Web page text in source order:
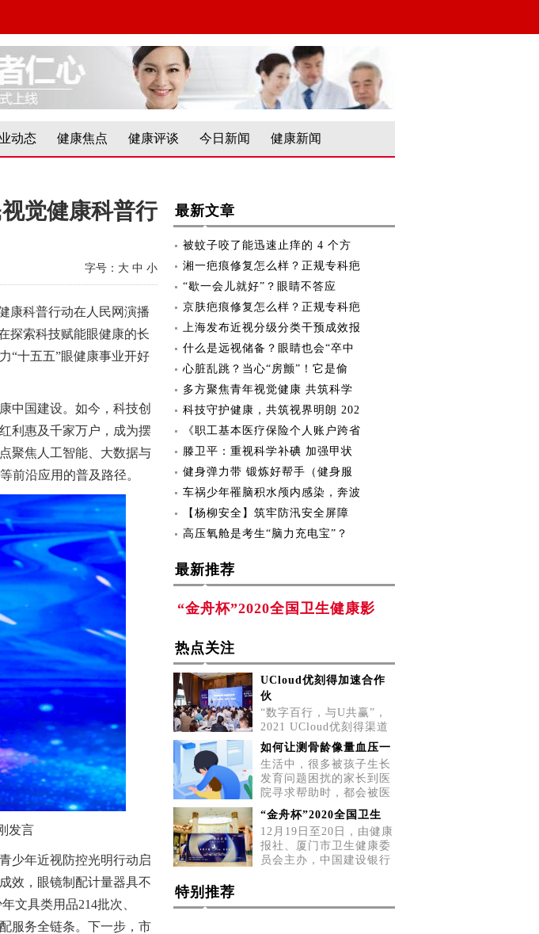
动态 健康焦点 健康评谈 今日新闻 健康新闻
觉健康科普行
字号： 大 中 小
康科普行动在人民网演播
探索科技赋能眼健康的长
“十五五”眼健康事业开好
中国建设。如今，科技创
利惠及千家万户，成为摆
聚焦人工智能、大数据与
前沿应用的普及路径。
发言
少年近视防控光明行动启
效，眼镜制配计量器具不
文具类用品214批次、
服务全链条。下一步，市
最新文章
被蚊子咬了能迅速止痒的 4 个方
湘一疤痕修复怎么样？正规专科疤
“歇一会儿就好”？眼睛不答应
京肤疤痕修复怎么样？正规专科疤
上海发布近视分级分类干预成效报
什么是远视储备？眼睛也会“卒中
心脏乱跳？当心“房颤”！它是偷
多方聚焦青年视觉健康 共筑科学
科技守护健康，共筑视界明朗 202
《职工基本医疗保险个人账户跨省
滕卫平：重视科学补碘 加强甲状
健身弹力带 锻炼好帮手（健身服
车祸少年罹脑积水颅内感染，奔波
【杨柳安全】筑牢防汛安全屏障
高压氧舱是考生“脑力充电宝”？
最新推荐
“金舟杯”2020全国卫生健康影
热点关注
UCloud优刻得加速合作
伙
“数字百行，与U共赢”，
2021 UCloud优刻得渠道
招募会五城巡展第二站，
5月2
如何让测骨龄像量血压一
生活中，很多被孩子生长
发育问题困扰的家长到医
院寻求帮助时，都会被医
生告
“金舟杯”2020全国卫生
12月19日至20日，由健康
报社、厦门市卫生健康委
员会主办，中国建设银行
特别推荐